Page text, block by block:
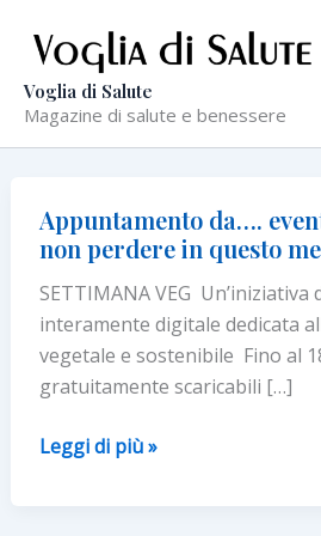
contenuto
Voglia di Salute
Magazine di salute e benessere
Appuntamento da….
non perdere in questo
SETTIMANA VEG Un’iniziativa
interamente digitale dedicata
vegetale e sostenibile Fino al
gratuitamente scaricabili […]
Appuntamento
Leggi di più »